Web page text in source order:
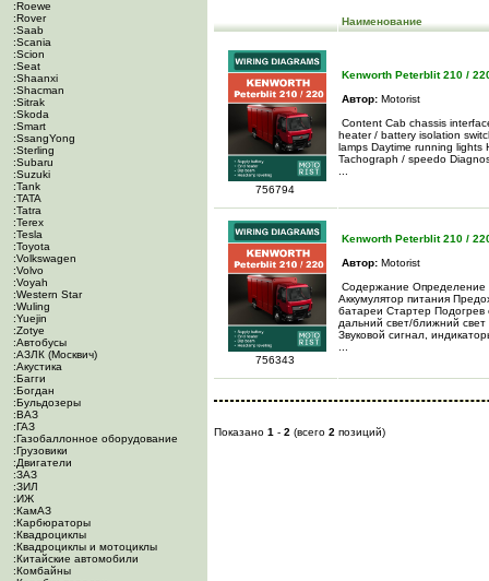
:Roewe
:Rover
:Saab
:Scania
:Scion
:Seat
:Shaanxi
:Shacman
:Sitrak
:Skoda
:Smart
:SsangYong
:Sterling
:Subaru
:Suzuki
:Tank
:TATA
:Tatra
:Terex
:Tesla
:Toyota
:Volkswagen
:Volvo
:Voyah
:Western Star
:Wuling
:Yuejin
:Zotye
:Автобусы
:АЗЛК (Москвич)
:Акустика
:Багги
:Богдан
:Бульдозеры
:ВАЗ
:ГАЗ
:Газобаллонное оборудование
:Грузовики
:Двигатели
:ЗАЗ
:ЗИЛ
:ИЖ
:КамАЗ
:Карбюраторы
:Квадроциклы
:Квадроциклы и мотоциклы
:Китайские автомобили
:Комбайны
Наименование
756794
Kenworth Peterblit 210 /
Автор: Motorist
Content Cab chassis
heater / battery isolation
lamps Daytime running lights
Tachograph / speedo
756343
Kenworth Peterblit 210 /
Автор: Motorist
Содержание Определение
Аккумулятор питания
батареи Стартер
дальний свет/ближний
Звуковой сигнал,
Показано 1 - 2 (всего 2 позиций)